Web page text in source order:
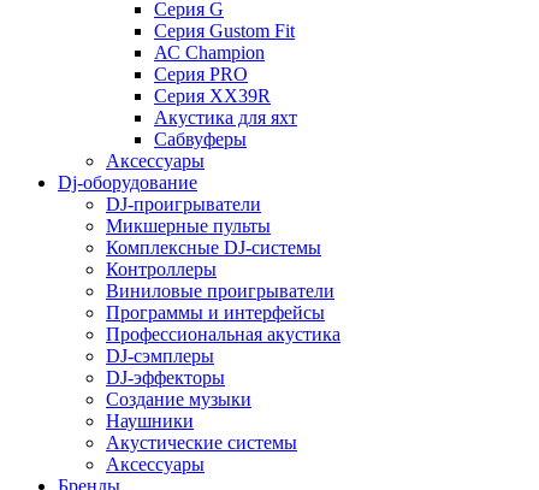
Cерия G
Cерия Gustom Fit
АС Champion
Cерия PRO
Cерия XX39R
Акустика для яхт
Сабвуферы
Аксессуары
Dj-оборудование
DJ-проигрыватели
Микшерные пульты
Комплексные DJ-системы
Контроллеры
Виниловые проигрыватели
Программы и интерфейсы
Профессиональная акустика
DJ-сэмплеры
DJ-эффекторы
Создание музыки
Наушники
Акустические системы
Аксессуары
Бренды